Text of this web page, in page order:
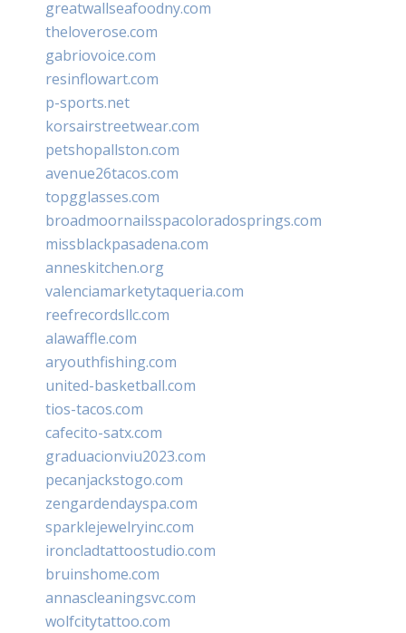
greatwallseafoodny.com
theloverose.com
gabriovoice.com
resinflowart.com
p-sports.net
korsairstreetwear.com
petshopallston.com
avenue26tacos.com
topgglasses.com
broadmoornailsspacoloradosprings.com
missblackpasadena.com
anneskitchen.org
valenciamarketytaqueria.com
reefrecordsllc.com
alawaffle.com
aryouthfishing.com
united-basketball.com
tios-tacos.com
cafecito-satx.com
graduacionviu2023.com
pecanjackstogo.com
zengardendayspa.com
sparklejewelryinc.com
ironcladtattoostudio.com
bruinshome.com
annascleaningsvc.com
wolfcitytattoo.com